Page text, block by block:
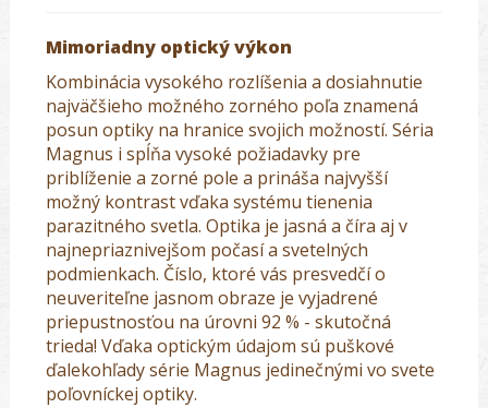
Mimoriadny optický výkon
Kombinácia vysokého rozlíšenia a dosiahnutie
najväčšieho možného zorného poľa znamená
posun optiky na hranice svojich možností. Séria
Magnus i spĺňa vysoké požiadavky pre
priblíženie a zorné pole a prináša najvyšší
možný kontrast vďaka systému tienenia
parazitného svetla. Optika je jasná a číra aj v
najnepriaznivejšom počasí a svetelných
podmienkach. Číslo, ktoré vás presvedčí o
neuveriteľne jasnom obraze je vyjadrené
priepustnosťou na úrovni 92 % - skutočná
trieda! Vďaka optickým údajom sú puškové
ďalekohľady série Magnus jedinečnými vo svete
poľovníckej optiky.